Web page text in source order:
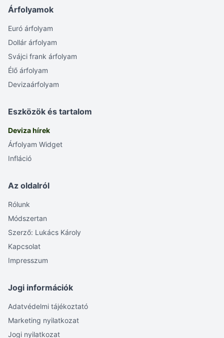
Árfolyamok
Euró árfolyam
Dollár árfolyam
Svájci frank árfolyam
Élő árfolyam
Devizaárfolyam
Eszközök és tartalom
Deviza hírek
Árfolyam Widget
Infláció
Az oldalról
Rólunk
Módszertan
Szerző: Lukács Károly
Kapcsolat
Impresszum
Jogi információk
Adatvédelmi tájékoztató
Marketing nyilatkozat
Jogi nyilatkozat